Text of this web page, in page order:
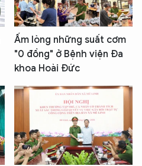
Ấm lòng những suất cơm
"0 đồng" ở Bệnh viện Đa
khoa Hoài Đức